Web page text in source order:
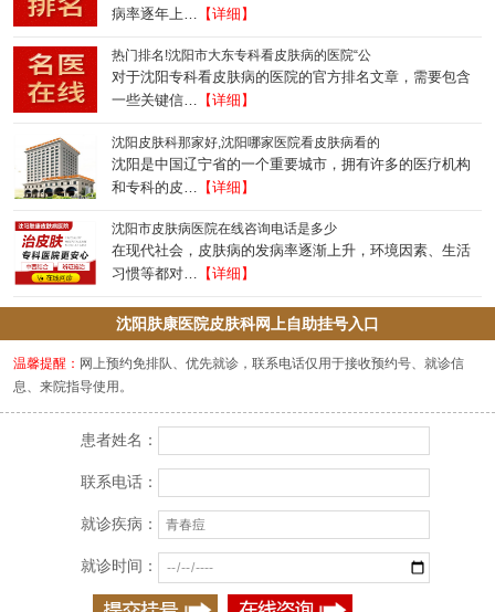
病率逐年上…
【详细】
热门排名!沈阳市大东专科看皮肤病的医院“公
对于沈阳专科看皮肤病的医院的官方排名文章，需要包含
一些关键信… 【详细】
沈阳皮肤科那家好,沈阳哪家医院看皮肤病看的
沈阳是中国辽宁省的一个重要城市，拥有许多的医疗机构
和专科的皮…
【详细】
沈阳市皮肤病医院在线咨询电话是多少
在现代社会，皮肤病的发病率逐渐上升，环境因素、生活
习惯等都对… 【详细】
沈阳肤康医院皮肤科网上自助挂号入口
温馨提醒： 网上预约免排队、优先就诊，联系电话仅用于接收预约号、就诊信
息、来院指导使用。
患者姓名：
联系电话：
就诊疾病：
就诊时间：